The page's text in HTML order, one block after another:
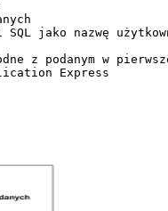
jako nazwę
z podanym w